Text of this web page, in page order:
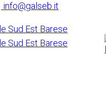
info@galseb.it